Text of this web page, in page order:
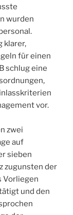
wurden
klarer,
für einen
schlug eine
vor.
zwei
auf
sieben
zugunsten der
Vorliegen
und den